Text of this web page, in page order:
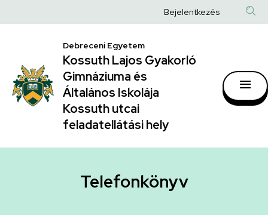
|
Kossuth
Lajos
Gyakorló
Gimnáziuma
Általános
a
Anonim
fiók
Bejelentkezés
Debreceni Egyetem
Kossuth Lajos Gyakorló
Gimnáziuma és
Általános Iskolája
Kossuth utcai
feladatellátási hely
Telefonkönyv